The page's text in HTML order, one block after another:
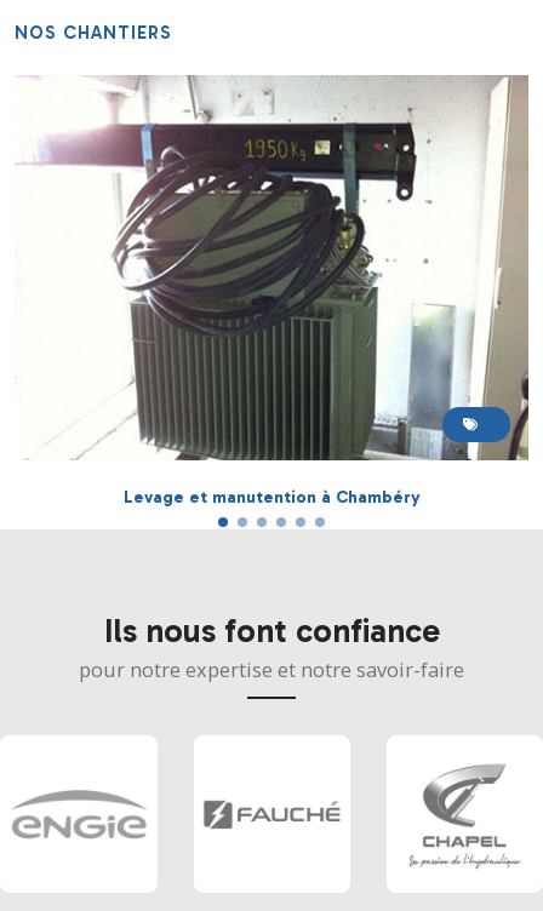
NOS CHANTIERS
Déchargement d'un centre d'usinage en Isère
Ils nous font confiance
pour notre expertise et notre savoir-faire